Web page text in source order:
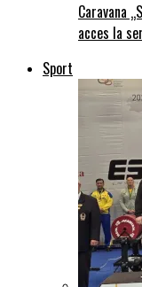
Caravana
acces la
Sport